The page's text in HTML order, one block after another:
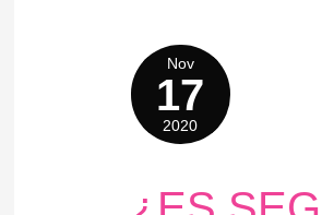
Nov
17
2020